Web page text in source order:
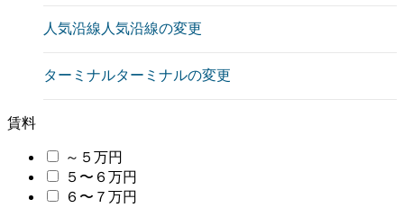
人気沿線 人気沿線の変更
ターミナルターミナルの変更
賃料
～５万円
５〜６万円
６〜７万円